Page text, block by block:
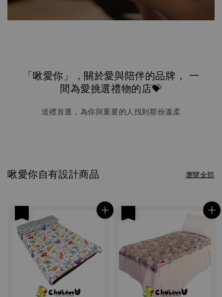
「啾愛你」，關於愛與陪伴的品牌， 一
間為愛挑選禮物的店💝
送禮首選，為你與重要的人找到那份溫柔
啾愛你自有設計商品 瀏覽全部